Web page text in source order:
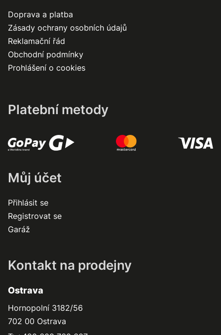
Doprava a platba
Zásady ochrany osobních údajů
Reklamační řád
Obchodní podmínky
Prohlášení o cookies
Platební metody
Můj účet
Přihlásit se
Registrovat se
Garáž
Kontakt na prodejny
Ostrava
Hornopolní 3182/56
702 00 Ostrava